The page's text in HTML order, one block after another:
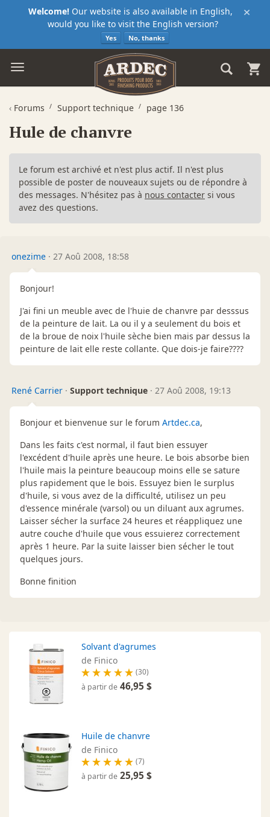
×
Welcome! Our website is also available in English,
would you like to visit the English version?
Yes No, thanks
‹ Forums Support technique page 136
Hule de chanvre
Le forum est archivé et n'est plus actif. Il n'est plus
possible de poster de nouveaux sujets ou de répondre à
des messages. N'hésitez pas à nous contacter si vous
avez des questions.
onezime · 27 Aoû 2008, 18:58
Bonjour!
J'ai fini un meuble avec de l'huie de chanvre par desssus
de la peinture de lait. La ou il y a seulement du bois et
de la broue de noix l'huile sèche bien mais par dessus la
peinture de lait elle reste collante. Que dois-je faire????
René Carrier · Support technique · 27 Aoû 2008, 19:13
Bonjour et bienvenue sur le forum Artdec.ca,
Dans les faits c'est normal, il faut bien essuyer
l'excédent d'huile après une heure. Le bois absorbe bien
l'huile mais la peinture beaucoup moins elle se sature
plus rapidement que le bois. Essuyez bien le surplus
d'huile, si vous avez de la difficulté, utilisez un peu
d'essence minérale (varsol) ou un diluant aux agrumes.
Laisser sécher la surface 24 heures et réappliquez une
autre couche d'huile que vous essuierez correctement
après 1 heure. Par la suite laisser bien sécher le tout
quelques jours.
Bonne finition
Solvant d'agrumes
de Finico
(30)
à partir de 46,95 $
Huile de chanvre
de Finico
(7)
à partir de 25,95 $